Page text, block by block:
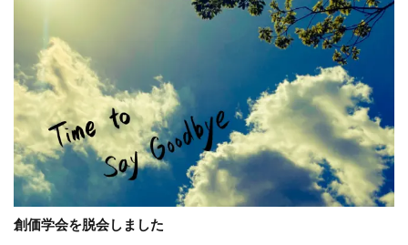
創価学会を脱会しました